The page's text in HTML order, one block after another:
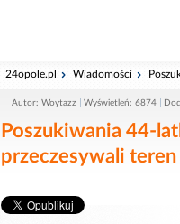
24opole.pl Wiadomości
Autor: Woytazz Wyświetleń: 6874
Poszukiwania 44-
przeczesywali teren